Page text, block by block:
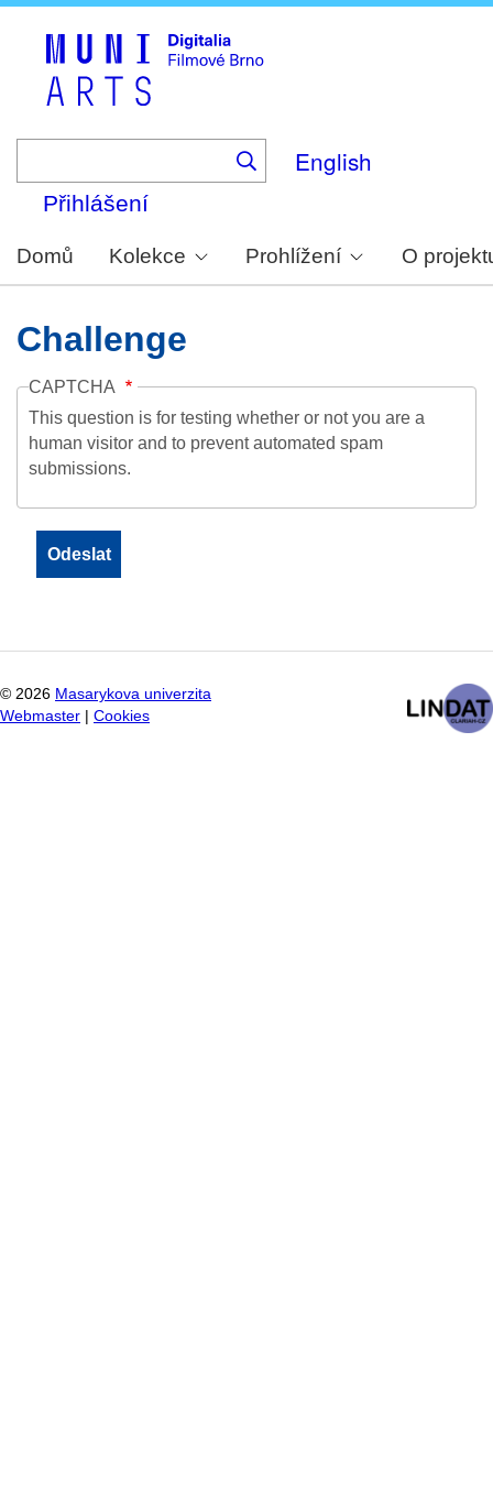
English
Přihlášení
Domů Kolekce Prohlížení O
Challenge
CAPTCHA
This question is for testing whether or not you are a
human visitor and to prevent automated spam
submissions.
© 2026 Masarykova univerzita
Webmaster
Cookies